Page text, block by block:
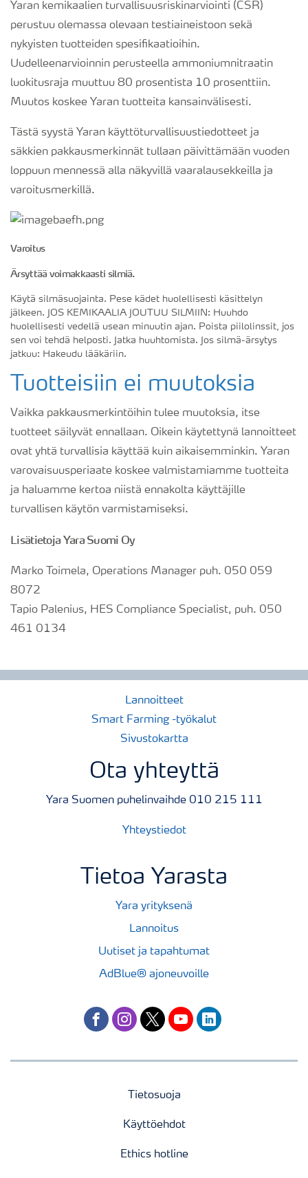
Yaran kemikaalien turvallisuusriskinarviointi (CSR)
perustuu olemassa olevaan testiaineistoon sekä
nykyisten tuotteiden spesifikaatioihin.
Uudelleenarvioinnin perusteella ammoniumnitraatin
luokitusraja muuttuu 80 prosentista 10 prosenttiin.
Muutos koskee Yaran tuotteita kansainvälisesti.
Tästä syystä Yaran käyttöturvallisuustiedotteet ja
säkkien pakkausmerkinnät tullaan päivittämään vuoden
loppuun mennessä alla näkyvillä vaaralausekkeilla ja
varoitusmerkillä.
Varoitus
Ärsyttää voimakkaasti silmiä.
Käytä silmäsuojainta. Pese kädet huolellisesti käsittelyn
jälkeen. JOS KEMIKAALIA JOUTUU SILMIIN: Huuhdo
huolellisesti vedellä usean minuutin ajan. Poista piilolinssit, jos
sen voi tehdä helposti. Jatka huuhtomista. Jos silmä-ärsytys
jatkuu: Hakeudu lääkäriin.
Tuotteisiin ei muutoksia
Vaikka pakkausmerkintöihin tulee muutoksia, itse
tuotteet säilyvät ennallaan. Oikein käytettynä lannoitteet
ovat yhtä turvallisia käyttää kuin aikaisemminkin. Yaran
varovaisuusperiaate koskee valmistamiamme tuotteita
ja haluamme kertoa niistä ennakolta käyttäjille
turvallisen käytön varmistamiseksi.
Lisätietoja Yara Suomi Oy
Marko Toimela, Operations Manager puh. 050 059
8072
Tapio Palenius, HES Compliance Specialist, puh. 050
461 0134
Lannoitteet
Smart Farming -työkalut
Sivustokartta
Ota yhteyttä
Yara Suomen puhelinvaihde 010 215 111
Yhteystiedot
Tietoa Yarasta
Yara yrityksenä
Lannoitus
Uutiset ja tapahtumat
AdBlue® ajoneuvoille
facebookinstagram
twitteryoutubelinkedin
Tietosuoja
Käyttöehdot
Ethics hotline